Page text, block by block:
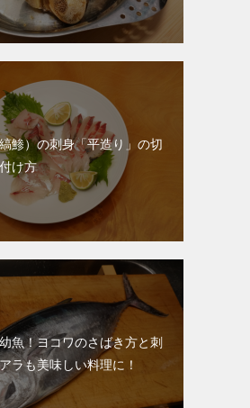
鯵）の刺身「平造り」の切
け方
魚！ヨコワのさばき方と刺
ラも美味しい料理に！